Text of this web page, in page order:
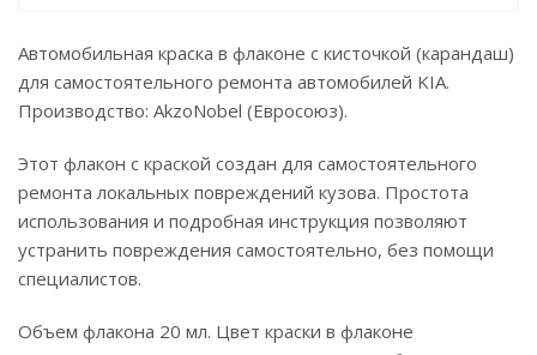
Автомобильная краска в флаконе с кисточкой (карандаш)
для самостоятельного ремонта автомобилей KIA.
Производство: AkzoNobel (Евросоюз).
Этот флакон с краской создан для самостоятельного
ремонта локальных повреждений кузова. Простота
использования и подробная инструкция позволяют
устранить повреждения самостоятельно, без помощи
специалистов.
Объем флакона 20 мл. Цвет краски в флаконе